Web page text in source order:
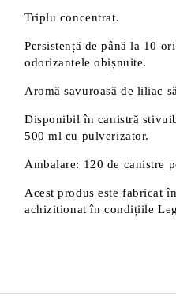
Triplu concentrat.
Persistență de până la 10
odorizantele obișnuite.
Aromă savuroasă de liliac
Disponibil în canistră
500 ml cu pulverizator.
Ambalare: 120 de canistre
Acest produs este fabricat
achizitionat în condițiile